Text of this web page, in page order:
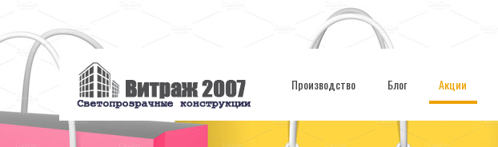
Производство Блог Акции